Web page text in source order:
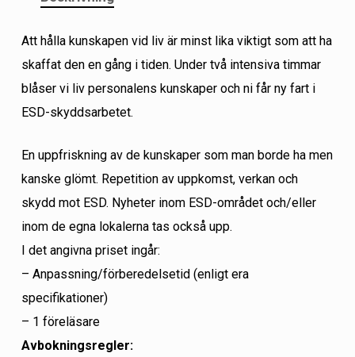
Att hålla kunskapen vid liv är minst lika viktigt som att ha
skaffat den en gång i tiden. Under två intensiva timmar
blåser vi liv personalens kunskaper och ni får ny fart i
ESD-skyddsarbetet.
En uppfriskning av de kunskaper som man borde ha men
kanske glömt. Repetition av uppkomst, verkan och
skydd mot ESD. Nyheter inom ESD-området och/eller
inom de egna lokalerna tas också upp.
I det angivna priset ingår:
– Anpassning/förberedelsetid (enligt era
specifikationer)
– 1 föreläsare
Avbokningsregler: